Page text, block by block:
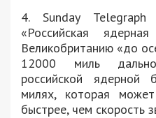
4. Sunday
«Российская
Великобританию «до
12000 миль
российской ядерной
милях, которая
быстрее, чем скорость